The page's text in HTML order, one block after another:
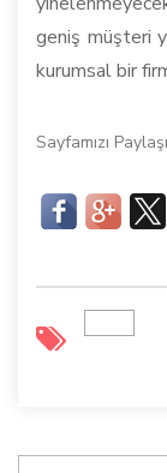
geniş müşteri
kurumsal bir
Sayfamızı